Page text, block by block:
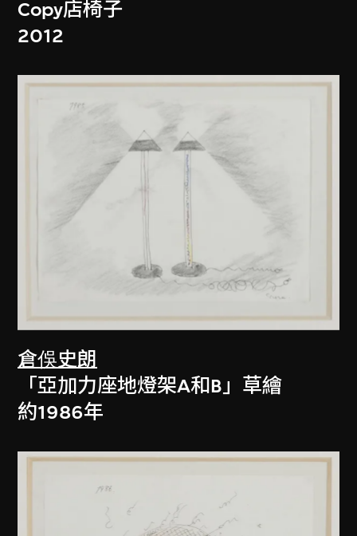
Copy店椅子
2012
倉俁史朗
「亞加力座地燈架A和B」草繪
約1986年